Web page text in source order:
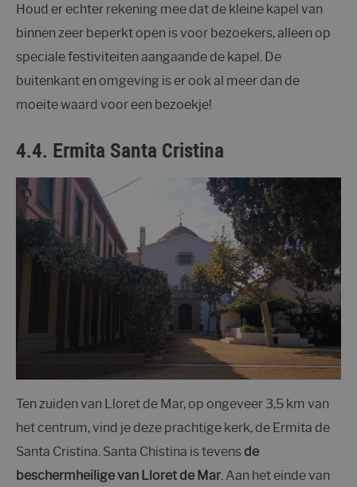
Houd er echter rekening mee dat de kleine kapel van
binnen zeer beperkt open is voor bezoekers, alleen op
speciale festiviteiten aangaande de kapel. De
buitenkant en omgeving is er ook al meer dan de
moeite waard voor een bezoekje!
4.4. Ermita Santa Cristina
Ten zuiden van Lloret de Mar, op ongeveer 3,5 km van
het centrum, vind je deze prachtige kerk, de Ermita de
Santa Cristina. Santa Chistina is tevens de
beschermheilige van Lloret de Mar. Aan het einde van